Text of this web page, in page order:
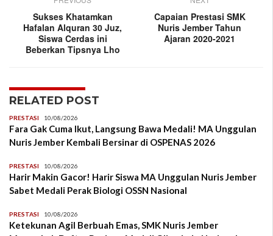
Sukses Khatamkan
Hafalan Alquran 30 Juz,
Siswa Cerdas ini
Beberkan Tipsnya Lho
Capaian Prestasi SMK
Nuris Jember Tahun
Ajaran 2020-2021
RELATED POST
PRESTASI 10/08/2026
Fara Gak Cuma Ikut, Langsung Bawa Medali! MA Unggulan
Nuris Jember Kembali Bersinar di OSPENAS 2026
PRESTASI 10/08/2026
Harir Makin Gacor! Harir Siswa MA Unggulan Nuris Jember
Sabet Medali Perak Biologi OSSN Nasional
PRESTASI 10/08/2026
Ketekunan Agil Berbuah Emas, SMK Nuris Jember